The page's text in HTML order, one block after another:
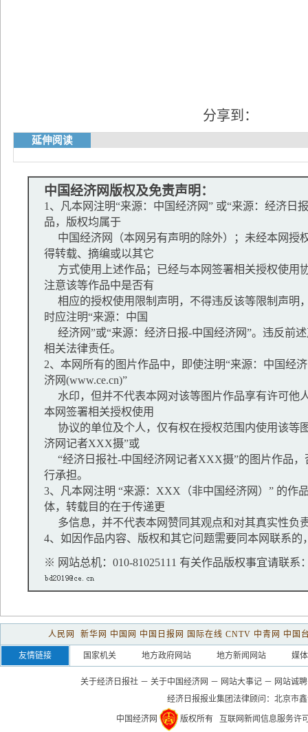
分享到：
延伸阅读
中国经济网版权及免责声明：
1、凡本网注明“来源：中国经济网” 或“来源：经济日
品，版权均属于
中国经济网（本网另有声明的除外）；未经本网授
得转载、摘编或以其它
方式使用上述作品；已经与本网签署相关授权使用
注意该等作品中是否有
相应的授权使用限制声明，不得违反该等限制声明
时应注明“来源：中国
经济网”或“来源：经济日报-中国经济网”。违反前
相关法律责任。
2、本网所有的图片作品中，即使注明“来源：中国经
济网(www.ce.cn)”
水印，但并不代表本网对该等图片作品享有许可他
本网签署相关授权使用
协议的单位及个人，仅有权在授权范围内使用该等
济网记者XXX摄”或
“经济日报社-中国经济网记者XXX摄”的图片作品，
行承担。
3、凡本网注明 “来源：XXX（非中国经济网）” 的作
体，转载目的在于传递更
多信息，并不代表本网赞同其观点和对其真实性负
4、如因作品内容、版权和其它问题需要同本网联系的
※ 网站总机：010-81025111 有关作品版权事宜请联系
人民网 新华网 中国网 中国日报网 国际在线 CNTV 中青网 中国
友情链接 国家机关 地方政府网站 地方新闻网站 媒
关于经济日报社 － 关于中国经济网 － 网站大事记 － 网站诚聘
经济日报报业集团法律顾问： 北京市
中国经济网 版权所有 互联网新闻信息服务许